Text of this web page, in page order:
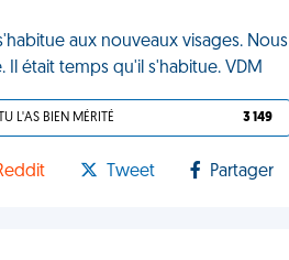
aux nouveaux visages. Nous
Il était temps qu'il s'habitue. VDM
TU L'AS BIEN MÉRITÉ 3 149
Tweet Partager